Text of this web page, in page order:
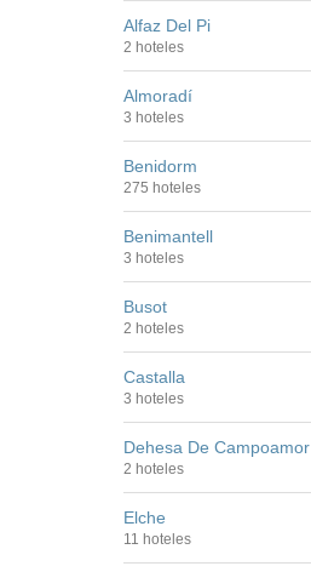
Alfaz Del Pi
2 hoteles
Almoradí
3 hoteles
Benidorm
275 hoteles
Benimantell
3 hoteles
Busot
2 hoteles
Castalla
3 hoteles
Dehesa De Campoamor
2 hoteles
Elche
11 hoteles